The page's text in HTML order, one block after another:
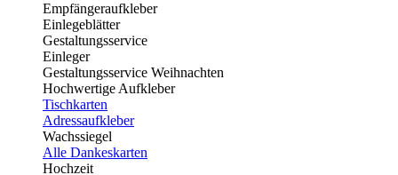
Empfängeraufkleber
Einlegeblätter
Gestaltungsservice
Einleger
Gestaltungsservice Weihnachten
Hochwertige Aufkleber
Tischkarten
Adressaufkleber
Wachssiegel
Alle Dankeskarten
Hochzeit